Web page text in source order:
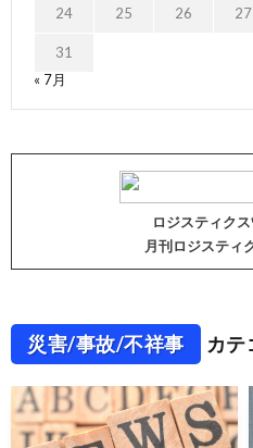
24 25 26 27
31
« 7月
ロジスティク
月刊ロジスティ
災害/事故/不祥事 カテ